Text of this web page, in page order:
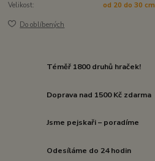
Velikost:
od 20 do 30 cm
Do oblíbených
Téměř 1800 druhů hraček!
Doprava nad 1500 Kč zdarma
Jsme pejskaři – poradíme
Odesíláme do 24 hodin